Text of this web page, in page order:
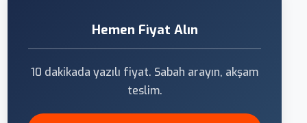
Hemen Fiyat Alın
10 dakikada yazılı fiyat. Sabah arayın, akşam
teslim.